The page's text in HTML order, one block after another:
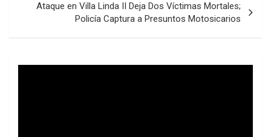
Ataque en Villa Linda II Deja Dos Víctimas Mortales;
Policía Captura a Presuntos Motosicarios